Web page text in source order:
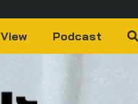
View Podcast